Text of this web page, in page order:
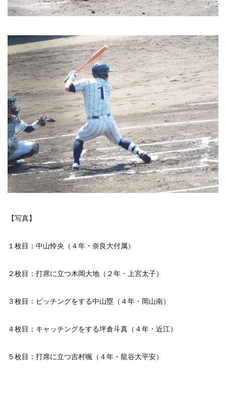
【写真】
１枚目：中山怜央（４年・奈良大付属）
２枚目：打席に立つ木岡大地（２年・上宮太子）
３枚目：ピッチングをする中山塁（４年・岡山南）
４枚目：キャッチングをする坪倉斗真（４年・近江）
５枚目：打席に立つ吉村颯（４年・龍谷大平安）